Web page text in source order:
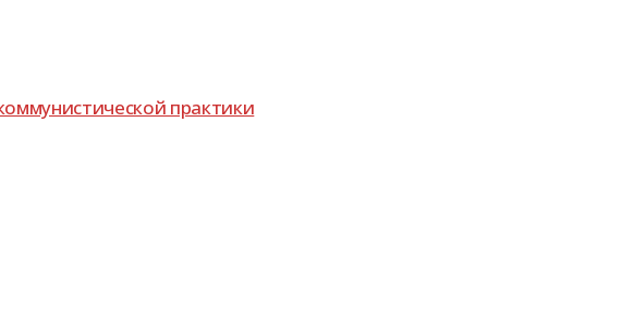
практики